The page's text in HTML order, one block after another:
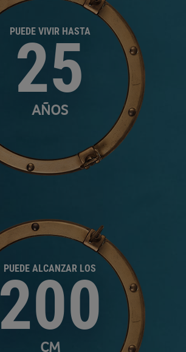
PUEDE VIVIR HASTA
25
AÑOS
PUEDE ALCANZAR LOS
200
CM